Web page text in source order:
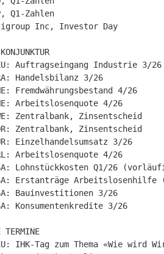
Q1-Zahlen
Inc, Investor Day
Auftragseingang Industrie 3/26
Handelsbilanz 3/26
Fremdwährungsbestand 4/26
Arbeitslosenquote 4/26
Zentralbank, Zinsentscheid
Zentralbank, Zinsentscheid
Einzelhandelsumsatz 3/26
Arbeitslosenquote 4/26
Lohnstückkosten Q1/26
Erstanträge Arbeitslosenhilfe
Bauinvestitionen 3/26
Konsumentenkredite 3/26
TERMINE
IHK-Tag zum Thema «Wie